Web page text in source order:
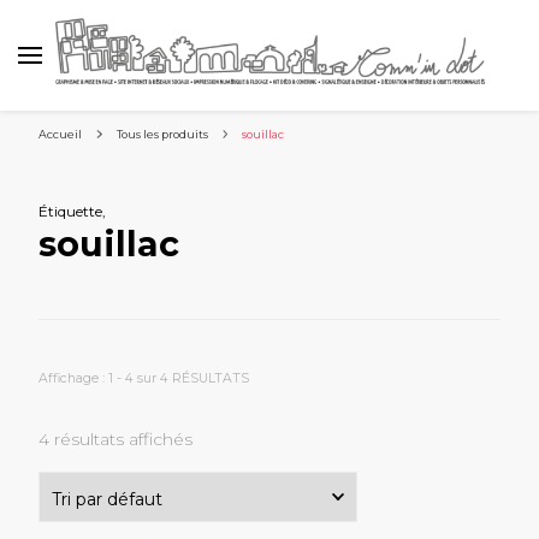
Accueil Tous les produits souillac
Étiquette
souillac
Affichage : 1 - 4 sur 4 RÉSULTATS
4 résultats affichés